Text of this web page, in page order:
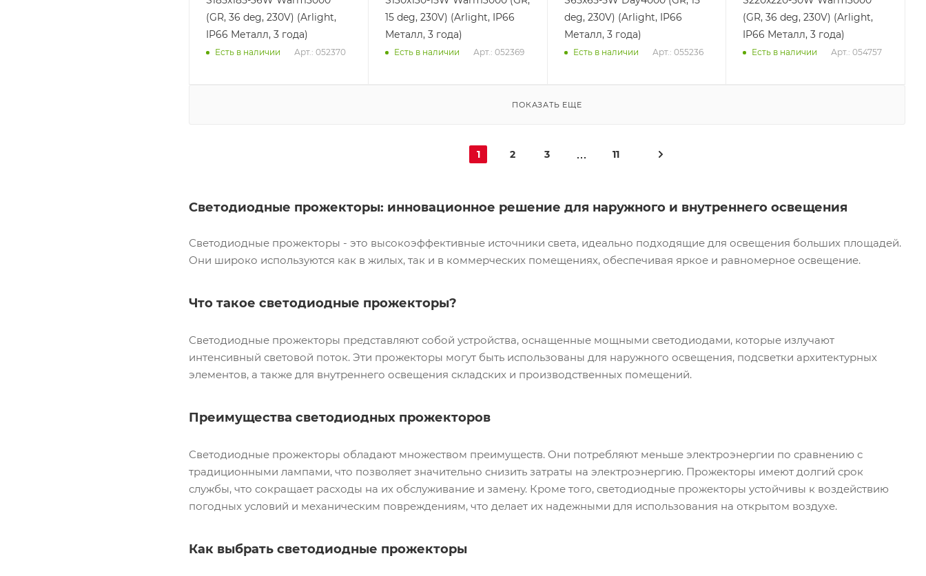
(GR, 36 deg, 230V) (Arlight,
IP66 Металл, 3 года)
Есть в наличии Арт.: 052370
15 deg, 230V) (Arlight, IP66
Металл, 3 года)
Есть в наличии Арт.: 052369
deg, 230V) (Arlight, IP66
Металл, 3 года)
Есть в наличии Арт.: 055236
(GR, 36 deg, 230V) (Arlight,
IP66 Металл, 3 года)
Есть в наличии Арт.: 054757
ПОКАЗАТЬ ЕЩЕ
1 2 3 11
Светодиодные прожекторы: инновационное решение для наружного и внутреннего освещения
Светодиодные прожекторы - это высокоэффективные источники света, идеально подходящие для освещения больших площадей.
Они широко используются как в жилых, так и в коммерческих помещениях, обеспечивая яркое и равномерное освещение.
Что такое светодиодные прожекторы?
Светодиодные прожекторы представляют собой устройства, оснащенные мощными светодиодами, которые излучают
интенсивный световой поток. Эти прожекторы могут быть использованы для наружного освещения, подсветки архитектурных
элементов, а также для внутреннего освещения складских и производственных помещений.
Преимущества светодиодных прожекторов
Светодиодные прожекторы обладают множеством преимуществ. Они потребляют меньше электроэнергии по сравнению с
традиционными лампами, что позволяет значительно снизить затраты на электроэнергию. Прожекторы имеют долгий срок
службы, что сокращает расходы на их обслуживание и замену. Кроме того, светодиодные прожекторы устойчивы к воздействию
погодных условий и механическим повреждениям, что делает их надежными для использования на открытом воздухе.
Как выбрать светодиодные прожекторы